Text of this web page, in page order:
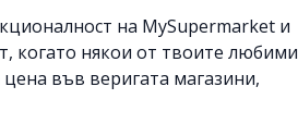
на MySupermarket и
когато някои от твоите любими
във веригата магазини,